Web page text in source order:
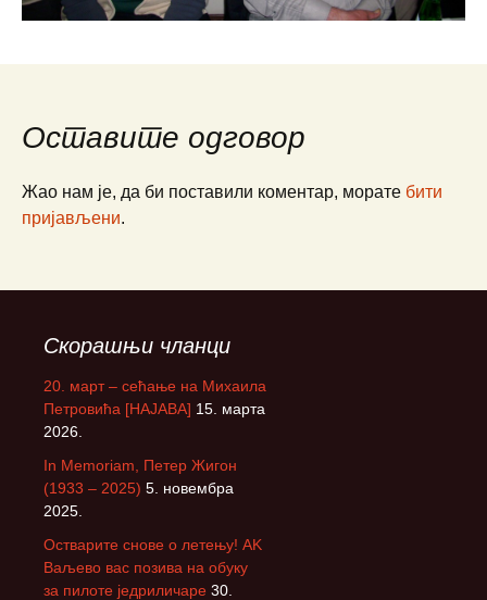
Оставите одговор
Жао нам је, да би поставили коментар, морате бити
пријављени.
Скорашњи чланци
20. март – сећање на Михаила
Петровића [НАЈАВА] 15. марта
2026.
In Memoriam, Петер Жигон
(1933 – 2025) 5. новембра
2025.
Остварите снове о летењу! АK
Ваљево вас позива на обуку
за пилоте једриличаре 30.